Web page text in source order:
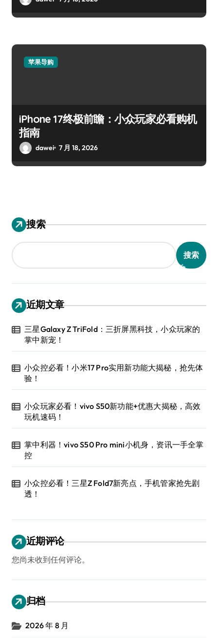
苹果导购
iPhone 17终极前瞻：小众玩家必看购机
指南
dawei 7 月 18, 2026
搜索
搜索
近期文章
三星Galaxy Z TriFold：三折屏黑科技，小众玩家的
掌中新宠！
小众控必看！小米17 Pro实用新功能大揭秘，抢先体
验！
小众玩家必看！vivo S50新功能+优惠大揭秘，高效
玩机速码！
掌中利器！vivo S50 Pro mini小机身，资讯一手全掌
控
小众控必看！三星Z Fold7新亮点，手机管家抢先剧
透！
近期评论
您尚未收到任何评论。
归档
2026 年 8 月